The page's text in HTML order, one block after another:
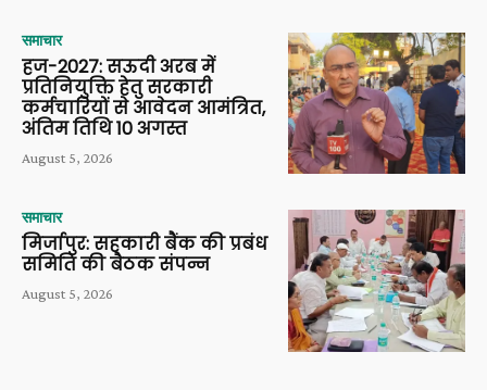
समाचार
हज-2027: सऊदी अरब में
प्रतिनियुक्ति हेतु सरकारी
कर्मचारियों से आवेदन आमंत्रित,
अंतिम तिथि 10 अगस्त
August 5, 2026
समाचार
मिर्जापुर: सहकारी बैंक की प्रबंध
समिति की बैठक संपन्न
August 5, 2026